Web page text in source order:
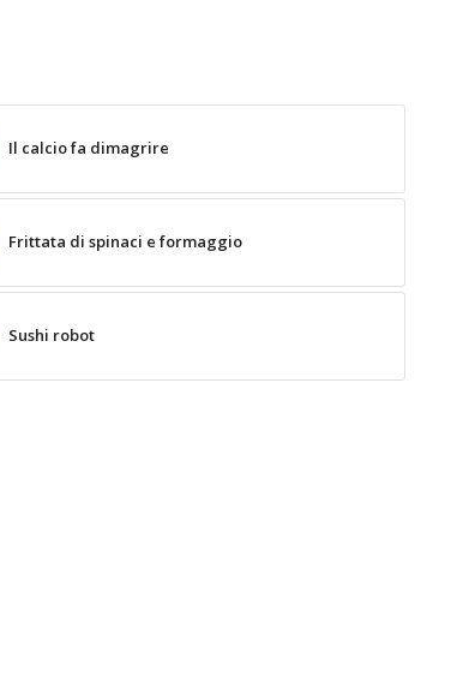
Il calcio fa dimagrire
Frittata di spinaci e formaggio
Sushi robot